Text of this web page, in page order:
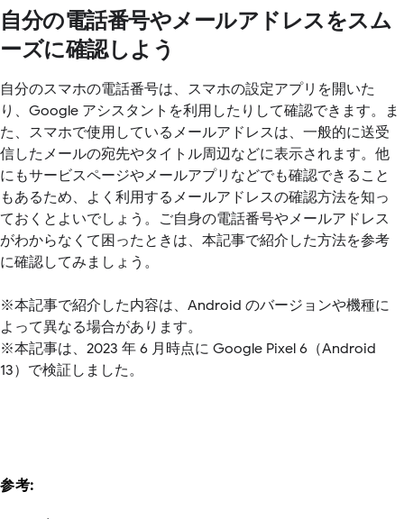
自分の電話番号やメールアドレスをスム
ーズに確認しよう
自分のスマホの電話番号は、スマホの設定アプリを開いた
り、Google アシスタントを利用したりして確認できます。ま
た、スマホで使用しているメールアドレスは、一般的に送受
信したメールの宛先やタイトル周辺などに表示されます。他
にもサービスページやメールアプリなどでも確認できること
もあるため、よく利用するメールアドレスの確認方法を知っ
ておくとよいでしょう。ご自身の電話番号やメールアドレス
がわからなくて困ったときは、本記事で紹介した方法を参考
に確認してみましょう。
※本記事で紹介した内容は、Android のバージョンや機種に
よって異なる場合があります。
※本記事は、2023 年 6 月時点に Google Pixel 6（Android
13）で検証しました。
参考: